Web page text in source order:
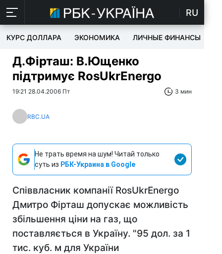
RU
КУРС ДОЛЛАРА ЭКОНОМИКА ЛИЧНЫЕ ФИНАНСЫ
Д.Фірташ: В.Ющенко
підтримує RosUkrEnergo
19:21 28.04.2006 Пт 3 мин
RBC.UA
Не трать время на шум! Читай только
суть из РБК-Украина в Google
Співвласник компанії RosUkrEnergo
Дмитро Фірташ допускає можливість
збільшення ціни на газ, що
поставляється в Україну. "95 дол. за 1
тис. куб. м для України